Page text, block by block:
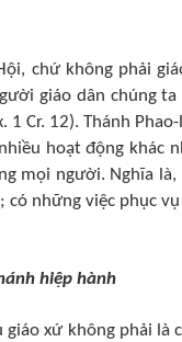
chứ không phải
giáo dân chúng
Cr. 12). Thánh
hoạt động khác
mọi người. Nghĩa
những việc phục
hiệp hành
xứ không phải là